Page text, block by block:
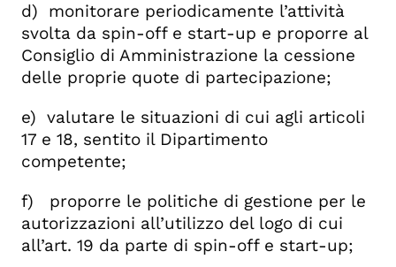
d) monitorare periodicamente l’attività
svolta da spin-off e start-up e proporre al
Consiglio di Amministrazione la cessione
delle proprie quote di partecipazione;
e) valutare le situazioni di cui agli articoli
17 e 18, sentito il Dipartimento
competente;
f) proporre le politiche di gestione per le
autorizzazioni all’utilizzo del logo di cui
all’art. 19 da parte di spin-off e start-up;